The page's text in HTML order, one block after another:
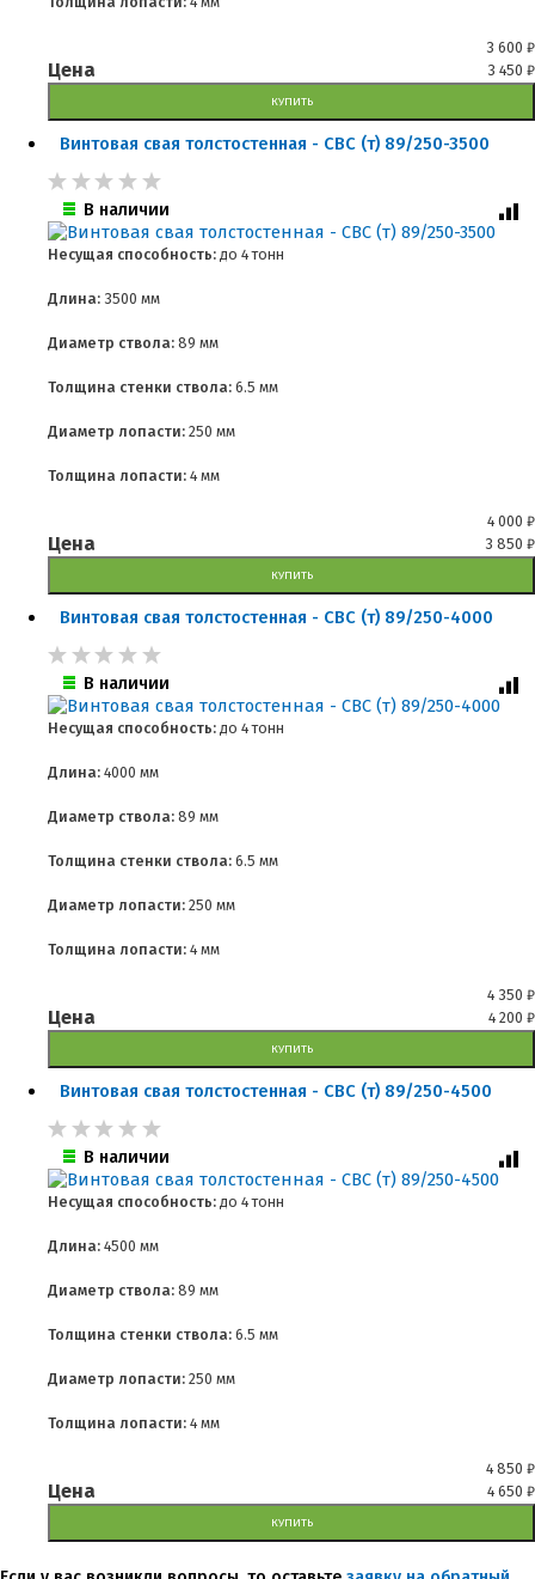
3 600 ₽
Цена 3 450 ₽
КУПИТЬ
Винтовая свая толстостенная - СВС (т) 89/250-3500
В наличии
Несущая способность: до 4 тонн
Длина: 3500 мм
Диаметр ствола: 89 мм
Толщина стенки ствола: 6.5 мм
Диаметр лопасти: 250 мм
Толщина лопасти: 4 мм
4 000 ₽
Цена 3 850 ₽
КУПИТЬ
Винтовая свая толстостенная - СВС (т) 89/250-4000
В наличии
Несущая способность: до 4 тонн
Длина: 4000 мм
Диаметр ствола: 89 мм
Толщина стенки ствола: 6.5 мм
Диаметр лопасти: 250 мм
Толщина лопасти: 4 мм
4 350 ₽
Цена 4 200 ₽
КУПИТЬ
Винтовая свая толстостенная - СВС (т) 89/250-4500
В наличии
Несущая способность: до 4 тонн
Длина: 4500 мм
Диаметр ствола: 89 мм
Толщина стенки ствола: 6.5 мм
Диаметр лопасти: 250 мм
Толщина лопасти: 4 мм
4 850 ₽
Цена 4 650 ₽
КУПИТЬ